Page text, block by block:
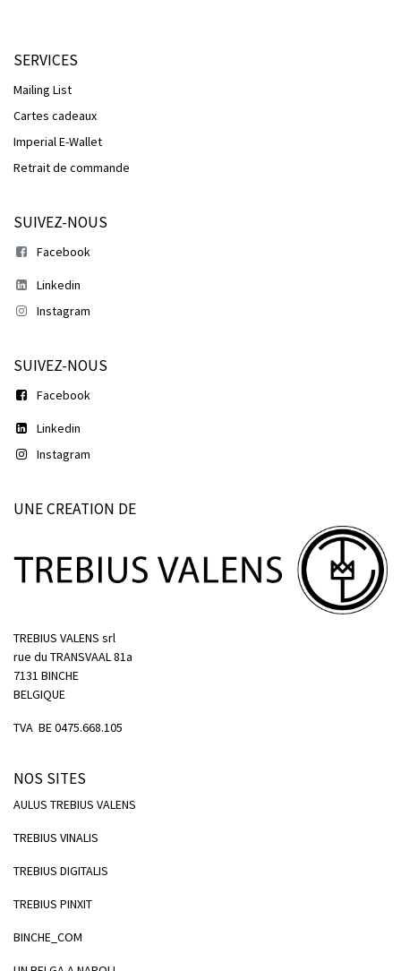
SERVICES
Mailing List
Cartes cadeaux
Imperial E-Wallet
Retrait de commande
SUIVEZ-NOUS
Facebook
Linkedin
Instagram
SUIVEZ-NOUS
Facebook
Linkedin
Instagram
UNE CREATION DE
TREBIUS VALENS srl
rue du TRANSVAAL 81a
7131 BINCHE
BELGIQUE
TVA BE 0475.668.105
NOS SITES
AULUS TREBIUS VALENS
TREBIUS VINALIS
TREBIUS DIGITALIS
TREBIUS PINXIT
BINCHE_COM